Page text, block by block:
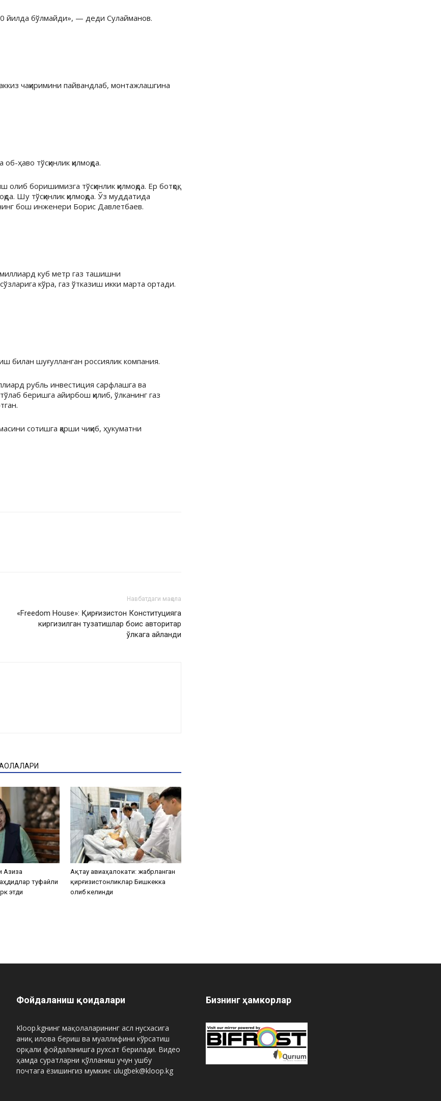
йилда бўлмайди», — деди Сулайманов.
чақиримини пайвандлаб, монтажлашгина
ҳаво тўсқинлик қилмоқда.
боришимизга тўсқинлик қилмоқда. Ер ботқоқ,
Шу тўсқинлик қилмоқда. Ўз муддатида
бош инженери Борис Давлетбаев.
миллиард куб метр газ ташишни
кўра, газ ўтказиш икки марта ортади.
билан шуғулланган россиялик компания.
рубль инвестиция сарфлашга ва
беришга айирбош қилиб, ўлканинг газ
сотишга қарши чиқиб, ҳукуматни
Навбатдаги мақола
«Freedom House»: Қирғизистон Конституцияга
киргизилган тузатишлар боис авторитар
ўлкага айланди
Азиза
туфайли
этди
Ақтау авиаҳалокати: жабрланган
қирғизистонликлар Бишкекка
олиб келинди
Фойдаланиш қоидалари
Kloop.kgнинг мақолаларининг асл нусхасига
аниқ илова бериш ва муаллифини кўрсатиш
орқали фойдаланишга рухсат берилади. Видео
ҳамда суратларни қўлланиш учун ушбу
почтага ёзишингиз мумкин: ulugbek@kloop.kg
Бизнинг ҳамкорлар